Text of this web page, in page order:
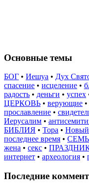
Основные темы
БОГ • Иешуа • Дух
спасение • исцеление •
радость • деньги • успех
ЦЕРКОВЬ • верующие •
прославление •
Иерусалим •
БИБЛИЯ • Тора • Новый
последнее время •
жена • секс •
интернет • археология •
Последние